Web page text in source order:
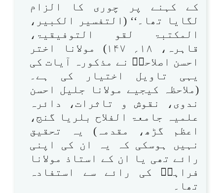
کے کہنے پر چوری کا الزام
لگایا تھا۔‘‘ (التفسیر الکبیر،
المکتبۃ لقو التوفیقیۃ،
قاہرہ، ۱۸؍ ۱۴۷) مولانا اختر
احسن اصلاحیؒ نے مذکورہ آیات کی
یہی تاویل اختیار کی ہے۔
(ملاحظہ کیجیے مولانا جلیل احسن
ندوی، نقوش و تاثرات، دائرہ
علمیہ جامعۃ الفلاح بلریا گنج،
اعظم گڑھ، مقدمہ) یہ تحقیق
نہیں ہوسکی کہ یہ ان کی اپنی
رائے تھی یا ان کے استاذ مولانا
فراہیؒ کی رائے سے استفادہ
تھا۔